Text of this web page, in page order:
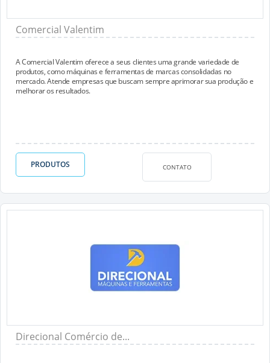
Comercial Valentim
A Comercial Valentim oferece a seus clientes uma grande variedade de
produtos, como máquinas e ferramentas de marcas consolidadas no
mercado. Atende empresas que buscam sempre aprimorar sua produção e
melhorar os resultados.
PRODUTOS CONTATO
Direcional Comércio de...